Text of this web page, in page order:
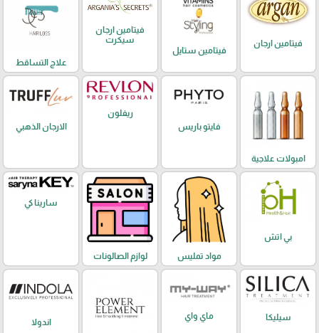
فيتامين ارجان
فيتامين ستايل
فيتامين ارجان
سيكرت
علاج التساقط
امبولات علاجية
فايتو باريس
ريفلون
الارجان الذهبي
بي اتش
مواد تمليس
لوازم الصالونات
سارينا كي
سيليكا ماي واي
اندولا